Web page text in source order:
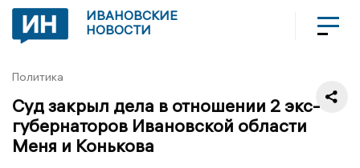
ИВАНОВСКИЕ
НОВОСТИ
Политика
Суд закрыл дела в отношении 2 экс-
губернаторов Ивановской области
Меня и Конькова